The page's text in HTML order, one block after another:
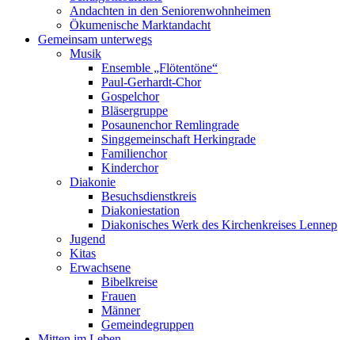
Andachten in den Seniorenwohnheimen
Ökumenische Marktandacht
Gemeinsam unterwegs
Musik
Ensemble „Flötentöne“
Paul-Gerhardt-Chor
Gospelchor
Bläsergruppe
Posaunenchor Remlingrade
Singgemeinschaft Herkingrade
Familienchor
Kinderchor
Diakonie
Besuchsdienstkreis
Diakoniestation
Diakonisches Werk des Kirchenkreises Lennep
Jugend
Kitas
Erwachsene
Bibelkreise
Frauen
Männer
Gemeindegruppen